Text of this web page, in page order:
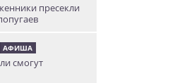
пресекли
АФИША
смогут